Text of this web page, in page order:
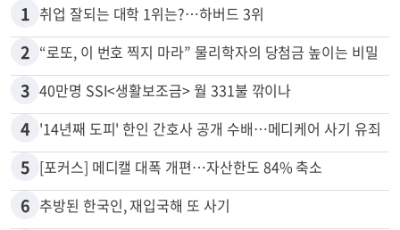
1 취업 잘되는 대학 1위는?…하버드 3위
2 “로또, 이 번호 찍지 마라” 물리학자의 당첨금 높이는 비밀
3 40만명 SSI<생활보조금> 월 331불 깎이나
4 '14년째 도피' 한인 간호사 공개 수배…메디케어 사기 유죄
5 [포커스] 메디캘 대폭 개편…자산한도 84% 축소
6 추방된 한국인, 재입국해 또 사기